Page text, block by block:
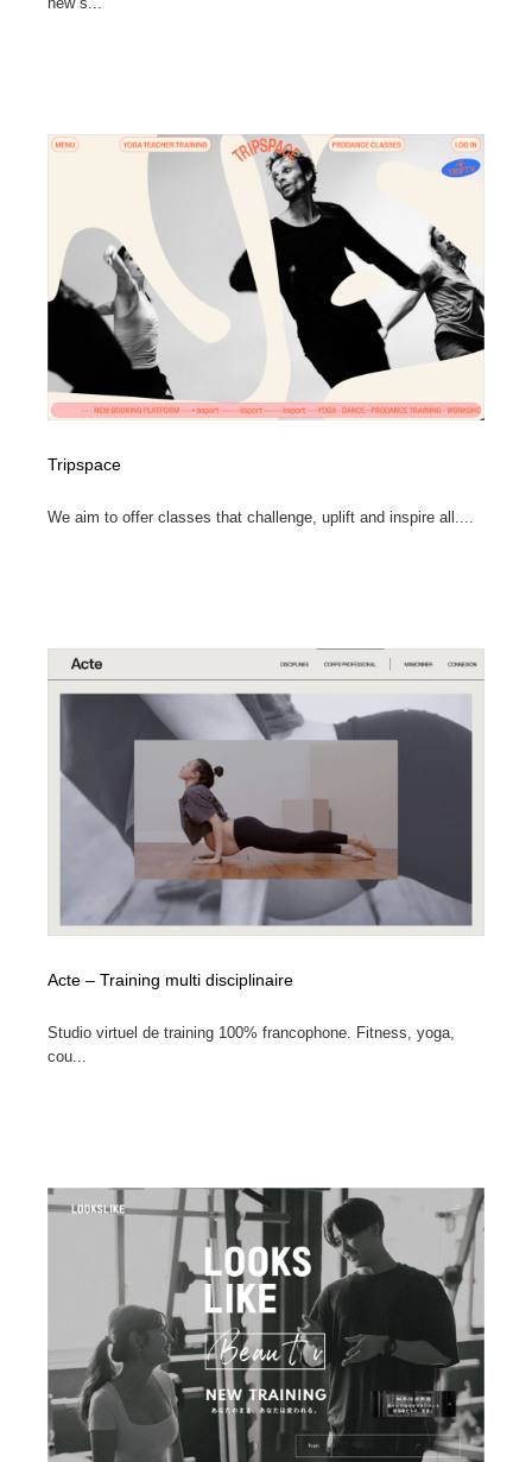
Tripspace
We aim to offer classes that challenge, uplift and inspire all....
Acte – Training multi disciplinaire
Studio virtuel de training 100% francophone. Fitness, yoga,
cou...